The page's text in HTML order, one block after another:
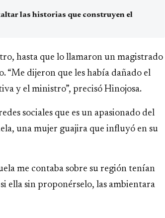
las historias que construyen el
hasta que lo llamaron un magistrado
“Me dijeron que les había dañado el
y el ministro”, precisó Hinojosa.
sociales que es un apasionado del
una mujer guajira que influyó en su
me contaba sobre su región tenían
ella sin proponérselo, las ambientara